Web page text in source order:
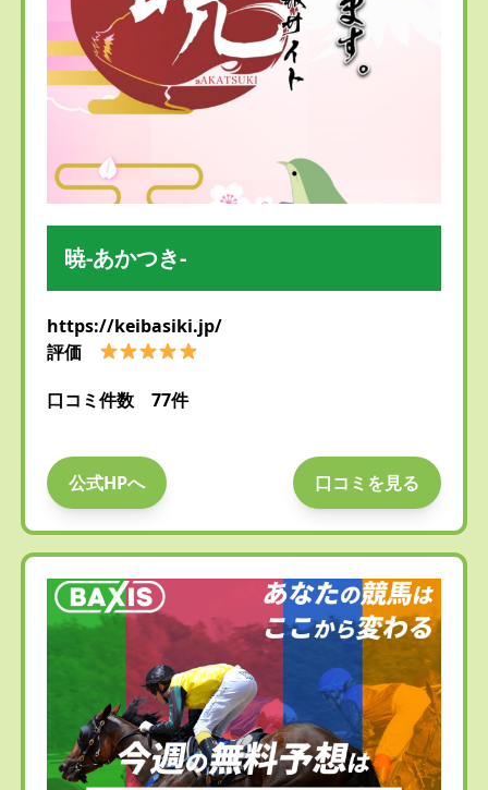
暁-あかつき-
https://keibasiki.jp/
評価
口コミ件数 77件
公式HPへ 口コミを見る